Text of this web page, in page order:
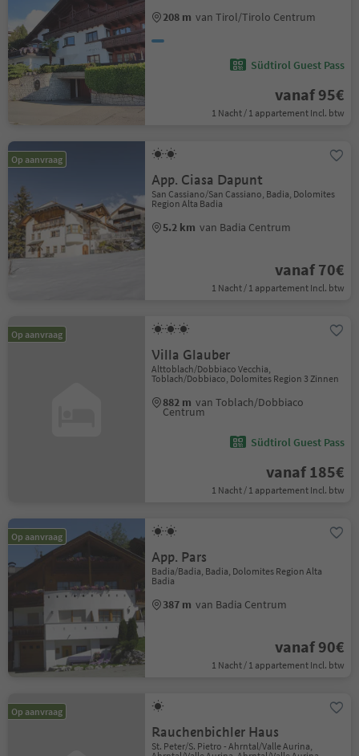
208 m van Tirol/Tirolo Centrum
Südtirol Guest Pass
vanaf 95€
1 Nacht / 1 appartement Incl. btw
Op aanvraag
App. Ciasa Dapunt
San Cassiano/San Cassiano, Badia, Dolomites
Region Alta Badia
5.2 km van Badia Centrum
vanaf 70€
1 Nacht / 1 appartement Incl. btw
Op aanvraag
Villa Glauber
Alttoblach/Dobbiaco Vecchia,
Toblach/Dobbiaco, Dolomites Region 3 Zinnen
882 m van Toblach/Dobbiaco
Centrum
Südtirol Guest Pass
vanaf 185€
1 Nacht / 1 appartement Incl. btw
Op aanvraag
App. Pars
Badia/Badia, Badia, Dolomites Region Alta
Badia
387 m van Badia Centrum
vanaf 90€
1 Nacht / 1 appartement Incl. btw
Op aanvraag
Rauchenbichler Haus
St. Peter/S. Pietro - Ahrntal/Valle Aurina,